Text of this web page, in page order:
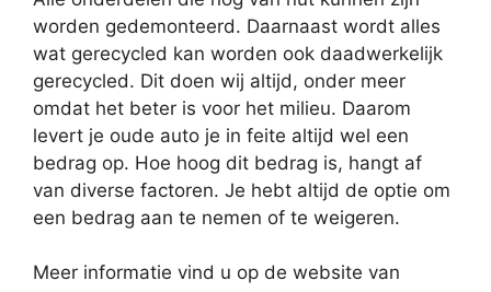
worden gedemonteerd. Daarnaast wordt alles
wat gerecycled kan worden ook daadwerkelijk
gerecycled. Dit doen wij altijd, onder meer
omdat het beter is voor het milieu. Daarom
levert je oude auto je in feite altijd wel een
bedrag op. Hoe hoog dit bedrag is, hangt af
van diverse factoren. Je hebt altijd de optie om
een bedrag aan te nemen of te weigeren.
Meer informatie vind u op de website van